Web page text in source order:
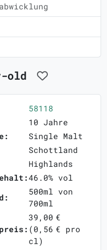
old
58118
10 Jahre
Single Malt
Schottland
Highlands
46.0% vol
500ml von
700ml
39,00 €
(0,56 € pro
cl)